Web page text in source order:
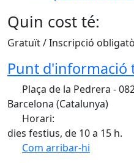
Quin cost té:
Gratuït / Inscripció
Punt d'informació
Plaça de la Pedrera -
Barcelona (Catalunya)
Horari:
dies festius, de 10 a 15 h.
Com arribar-hi